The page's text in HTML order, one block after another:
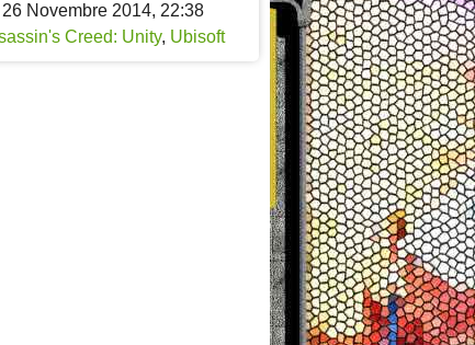
26 Novembre 2014, 22:38
Creed: Unity, Ubisoft